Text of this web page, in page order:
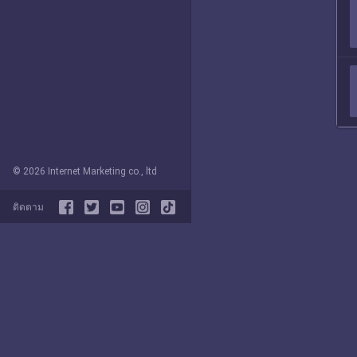
© 2026 Internet Marketing co., ltd
ติดตาม